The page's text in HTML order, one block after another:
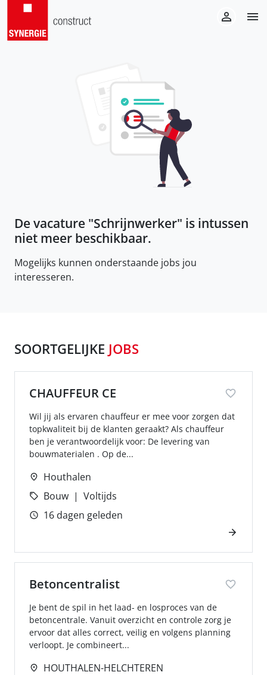
De vacature "Schrijnwerker" is intussen
niet meer beschikbaar.
Mogelijks kunnen onderstaande jobs jou
interesseren.
SOORTGELIJKE JOBS
CHAUFFEUR CE
Wil jij als ervaren chauffeur er mee voor zorgen dat
topkwaliteit bij de klanten geraakt? Als chauffeur
ben je verantwoordelijk voor: De levering van
bouwmaterialen . Op de...
Houthalen
Bouw
Voltijds
16 dagen geleden
Betoncentralist
Je bent de spil in het laad- en losproces van de
betoncentrale. Vanuit overzicht en controle zorg je
ervoor dat alles correct, veilig en volgens planning
verloopt. Je combineert...
HOUTHALEN-HELCHTEREN